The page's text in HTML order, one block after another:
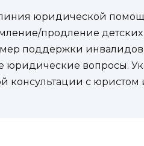
линия юридической
продление
мер поддержки
юридические вопросы.
консультации с юристом